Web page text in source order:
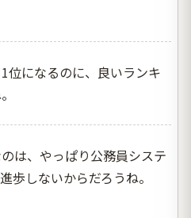
位になるのに、良いランキ
は、やっぱり公務員システ
歩しないからだろうね。